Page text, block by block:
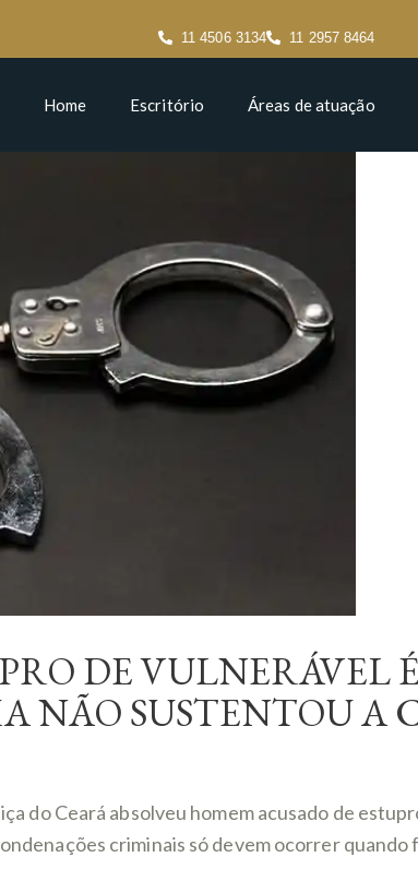
11 4506 3134 11 2957 8464
Home Escritório Áreas de atuação
DE VULNERÁVEL
NÃO SUSTENTOU A
do Ceará absolveu homem acusado de
criminais só devem ocorrer